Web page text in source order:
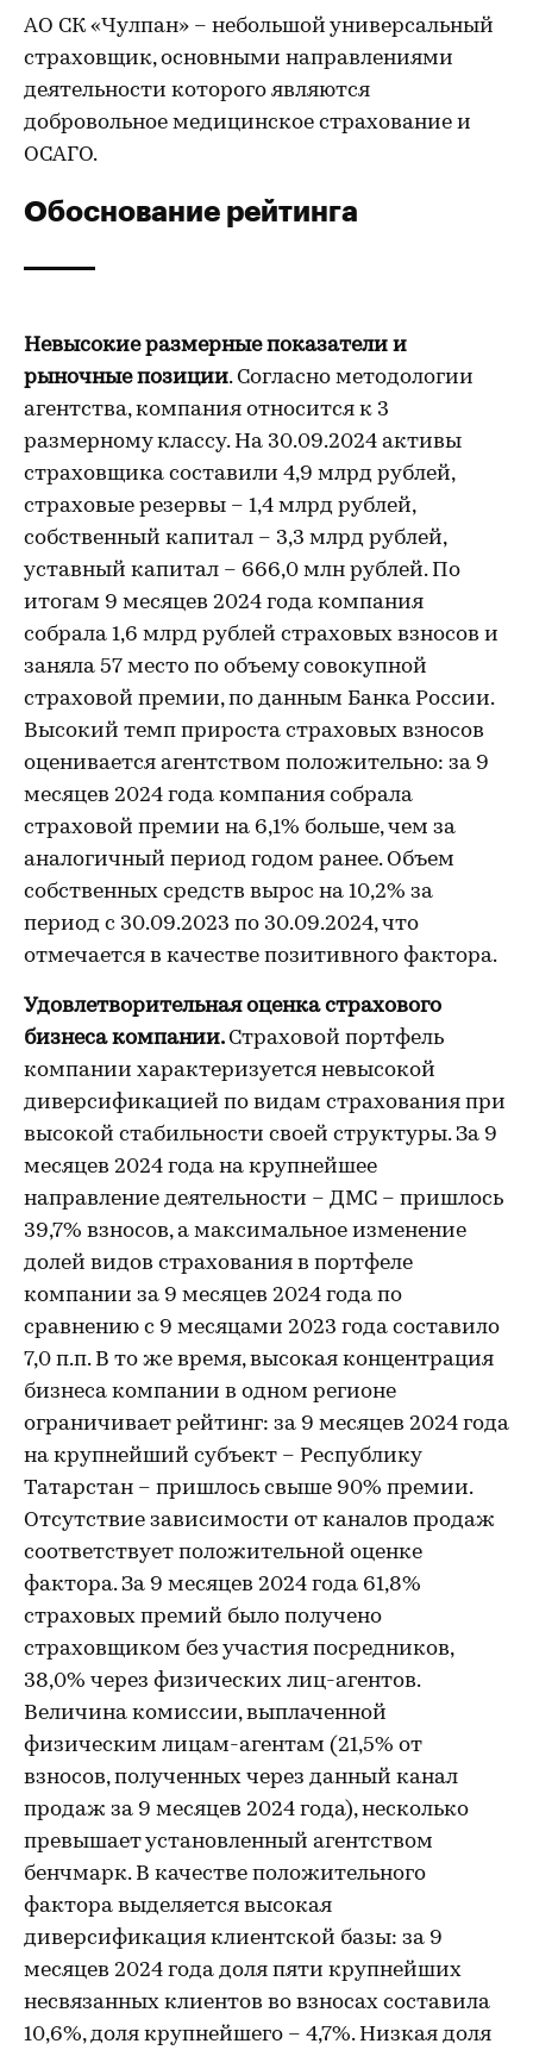
АО СК «Чулпан» – небольшой универсальный
страховщик, основными направлениями
деятельности которого являются
добровольное медицинское страхование и
ОСАГО.
Обоснование рейтинга
Невысокие размерные показатели и
рыночные позиции. Согласно методологии
агентства, компания относится к 3
размерному классу. На 30.09.2024 активы
страховщика составили 4,9 млрд рублей,
страховые резервы – 1,4 млрд рублей,
собственный капитал – 3,3 млрд рублей,
уставный капитал – 666,0 млн рублей. По
итогам 9 месяцев 2024 года компания
собрала 1,6 млрд рублей страховых взносов и
заняла 57 место по объему совокупной
страховой премии, по данным Банка России.
Высокий темп прироста страховых взносов
оценивается агентством положительно: за 9
месяцев 2024 года компания собрала
страховой премии на 6,1% больше, чем за
аналогичный период годом ранее. Объем
собственных средств вырос на 10,2% за
период с 30.09.2023 по 30.09.2024, что
отмечается в качестве позитивного фактора.
Удовлетворительная оценка страхового
бизнеса компании. Страховой портфель
компании характеризуется невысокой
диверсификацией по видам страхования при
высокой стабильности своей структуры. За 9
месяцев 2024 года на крупнейшее
направление деятельности – ДМС – пришлось
39,7% взносов, а максимальное изменение
долей видов страхования в портфеле
компании за 9 месяцев 2024 года по
сравнению c 9 месяцами 2023 года составило
7,0 п.п. В то же время, высокая концентрация
бизнеса компании в одном регионе
ограничивает рейтинг: за 9 месяцев 2024 года
на крупнейший субъект – Республику
Татарстан – пришлось свыше 90% премии.
Отсутствие зависимости от каналов продаж
соответствует положительной оценке
фактора. За 9 месяцев 2024 года 61,8%
страховых премий было получено
страховщиком без участия посредников,
38,0% через физических лиц-агентов.
Величина комиссии, выплаченной
физическим лицам-агентам (21,5% от
взносов, полученных через данный канал
продаж за 9 месяцев 2024 года), несколько
превышает установленный агентством
бенчмарк. В качестве положительного
фактора выделяется высокая
диверсификация клиентской базы: за 9
месяцев 2024 года доля пяти крупнейших
несвязанных клиентов во взносах составила
10,6%, доля крупнейшего – 4,7%. Низкая доля